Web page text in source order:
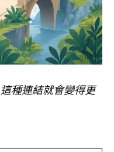
種連結就會變得更